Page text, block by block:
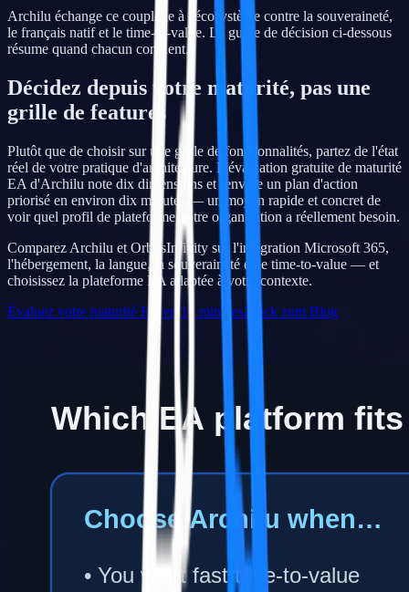
Archilu échange ce couplage à l'écosystème contre la souveraineté,
le français natif et le time-to-value. Le guide de décision ci-dessous
résume quand chacun convient.
Décidez depuis votre maturité, pas une
grille de features
Plutôt que de choisir sur une grille de fonctionnalités, partez de l'état
réel de votre pratique d'architecture. L'évaluation gratuite de maturité
EA d'Archilu note dix dimensions et renvoie un plan d'action
priorisé en environ dix minutes — un moyen rapide et concret de
voir quel profil de plateforme votre organisation a réellement besoin.
Comparez Archilu et OrbusInfinity sur l'intégration Microsoft 365,
l'hébergement, la langue, la souveraineté et le time-to-value — et
choisissez la plateforme EA adaptée à votre contexte.
Évaluez votre maturité EA en 10 minutesZréck zum Blog